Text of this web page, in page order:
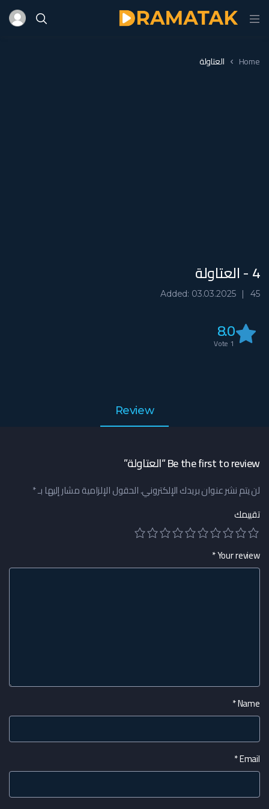
Home العتاولة
4 - العتاولة
45
Added: 03.03.2025
8.0
1
Review
Be the first to review “العتاولة”
لن يتم نشر عنوان بريدك الإلكتروني.الحقول الإلزامية مشار إليها بـ*
تقييمك
Your review
*
Name
*
Email
*